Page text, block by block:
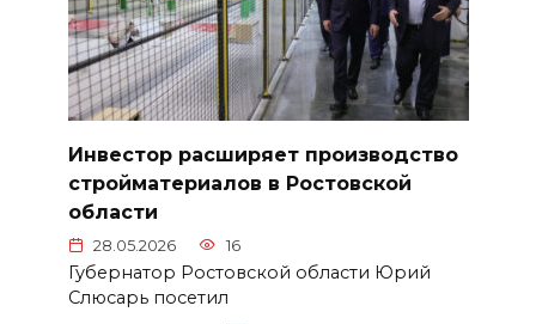
Инвестор расширяет производство
стройматериалов в Ростовской
области
28.05.2026 16
Губернатор Ростовской области Юрий
Слюсарь посетил